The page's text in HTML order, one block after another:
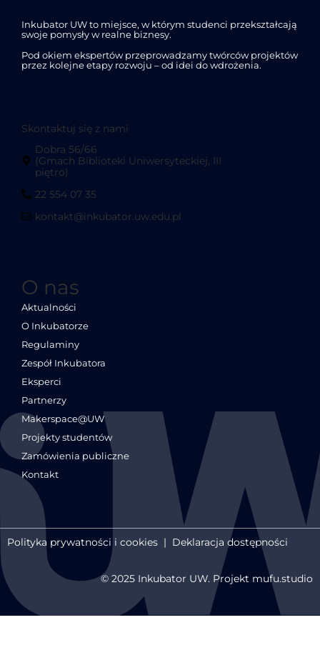
Inkubator UW to miejsce, w którym studenci przekształcają
swoje pomysły w realne biznesy.
Pod okiem ekspertów przeprowadzamy twórców projektów
przez kolejne etapy rozwoju – od idei do wdrożenia.
Skontaktuj się z nami
Dobra 56/66
(Gmach Biblioteki Uniwersyteckiej, III
piętro)
22 554 07 35
kontakt@inkubator.uw.edu.pl
O nas
Aktualności
O Inkubatorze
Regulaminy
Zespół Inkubatora
Eksperci
Partnerzy
Makerspace@UW
Projekty studentów
Zamówienia publiczne
Kontakt
Polityka prywatności i cookies | Deklaracja dostępności
© 2025 Inkubator UW. Projekt mufu.studio